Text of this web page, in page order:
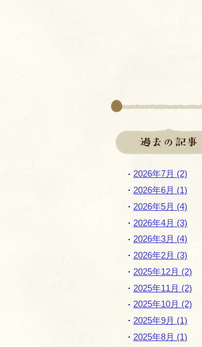
過去の記事
2026年7月 (2)
2026年6月 (1)
2026年5月 (4)
2026年4月 (3)
2026年3月 (4)
2026年2月 (3)
2025年12月 (2)
2025年11月 (2)
2025年10月 (2)
2025年9月 (1)
2025年8月 (1)